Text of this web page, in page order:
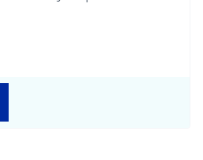
Etelä-Tuusulan kylät